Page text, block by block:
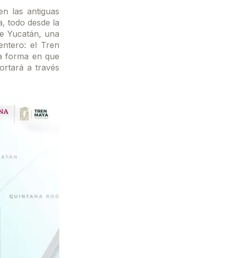
las antiguas
todo desde la
Yucatán, una
el Tren
forma en que
a través